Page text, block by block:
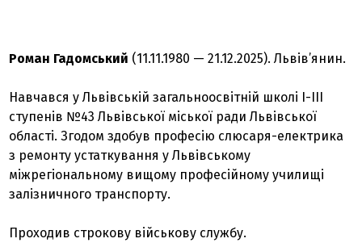
Роман Гадомський (11.11.1980 — 21.12.2025). Львів’янин.
Навчався у Львівській загальноосвітній школі І-ІІІ
ступенів №43 Львівської міської ради Львівської
області. Згодом здобув професію слюсаря-електрика
з ремонту устаткування у Львівському
міжрегіональному вищому професійному училищі
залізничного транспорту.
Проходив строкову військову службу.